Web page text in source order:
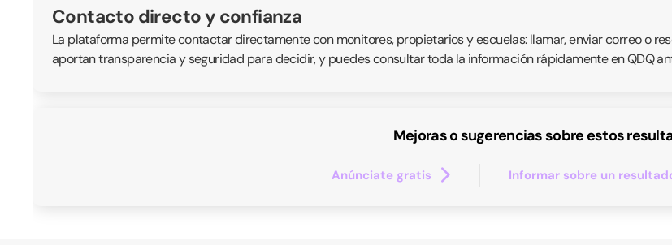
Contacto directo y confianza
La plataforma permite contactar directamente con monitores, propietarios y escuelas: llamar, enviar correo o
aportan transparencia y seguridad para decidir, y puedes consultar toda la información rápidamente en QDQ
Mejoras o sugerencias sobre estos
Anúnciate gratis Informar sobre un